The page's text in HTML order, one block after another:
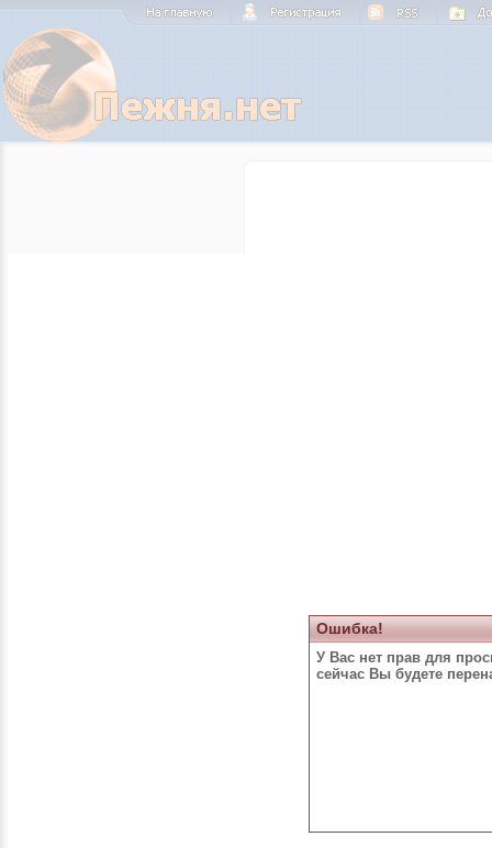
Ошибка!
У Вас нет прав для
сейчас Вы будете